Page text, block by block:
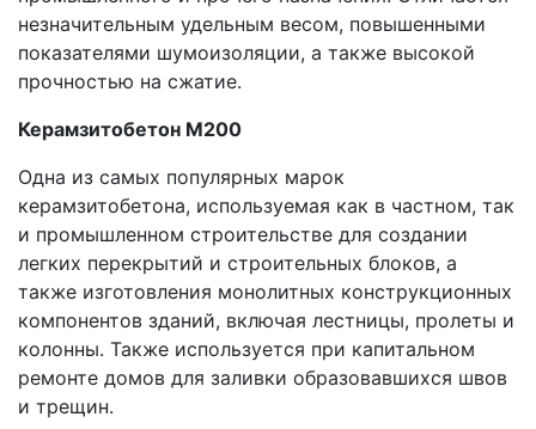
незначительным удельным весом, повышенными
показателями шумоизоляции, а также высокой
прочностью на сжатие.
Керамзитобетон М200
Одна из самых популярных марок
керамзитобетона, используемая как в частном, так
и промышленном строительстве для создании
легких перекрытий и строительных блоков, а
также изготовления монолитных конструкционных
компонентов зданий, включая лестницы, пролеты и
колонны. Также используется при капитальном
ремонте домов для заливки образовавшихся швов
и трещин.